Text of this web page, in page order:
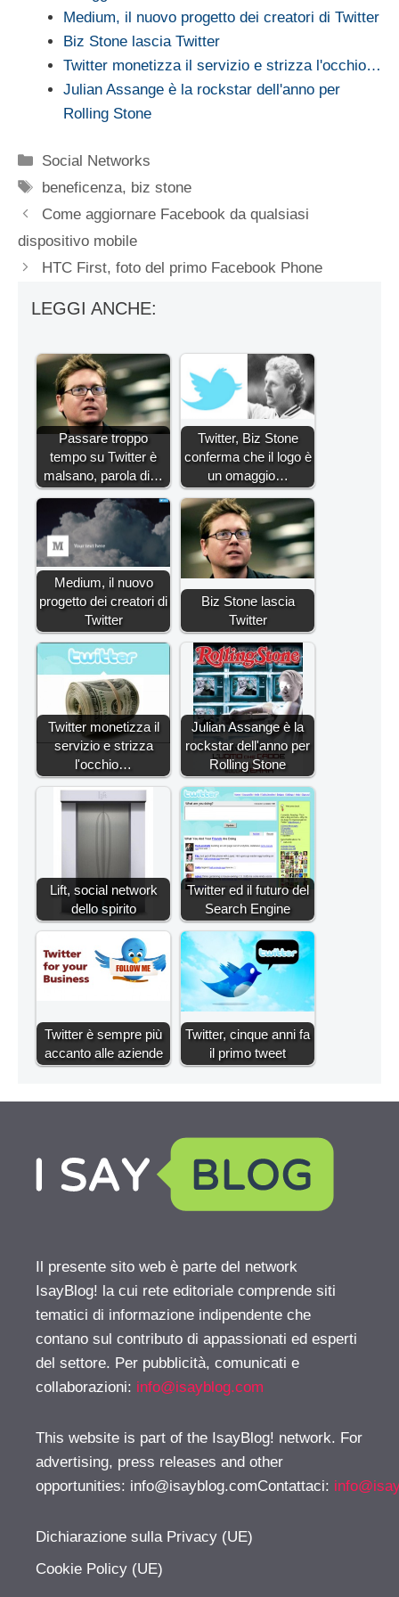
Medium, il nuovo progetto dei creatori di Twitter
Biz Stone lascia Twitter
Twitter monetizza il servizio e strizza l'occhio…
Julian Assange è la rockstar dell'anno per
Rolling Stone
Categorie
Social Networks
Tag
beneficenza, biz stone
Come aggiornare Facebook da qualsiasi
dispositivo mobile
HTC First, foto del primo Facebook Phone
LEGGI ANCHE:
Passare troppo
tempo su Twitter è
malsano, parola di…
Twitter, Biz Stone
conferma che il logo è
un omaggio…
Medium, il nuovo
progetto dei creatori di
Twitter
Biz Stone lascia
Twitter
Twitter monetizza il
servizio e strizza
l'occhio…
Julian Assange è la
rockstar dell'anno per
Rolling Stone
Lift, social network
dello spirito
Twitter ed il futuro del
Search Engine
Twitter è sempre più
accanto alle aziende
Twitter, cinque anni fa
il primo tweet
Il presente sito web è parte del network
IsayBlog! la cui rete editoriale comprende siti
tematici di informazione indipendente che
contano sul contributo di appassionati ed esperti
del settore. Per pubblicità, comunicati e
collaborazioni: info@isayblog.com
This website is part of the IsayBlog! network. For
advertising, press releases and other
opportunities: info@isayblog.comContattaci:
Dichiarazione sulla Privacy (UE)
Cookie Policy (UE)